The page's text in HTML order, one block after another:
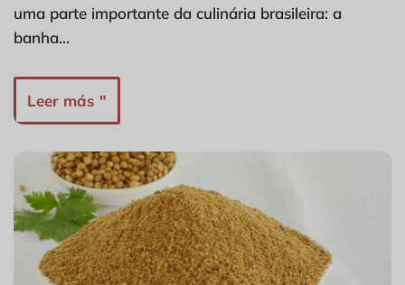
uma parte importante da culinária brasileira: a
banha…
Leer más "